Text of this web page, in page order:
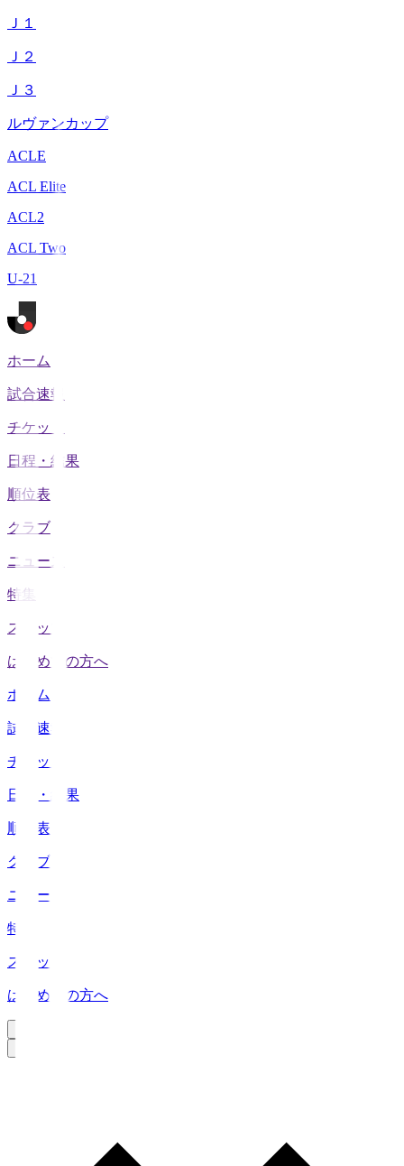
Ｊ１
Ｊ２
Ｊ３
ルヴァンカップ
ACLE
ACL Elite
ACL2
ACL Two
U-21
ホーム
試合速報
チケット
日程・結果
順位表
クラブ
ニュース
特集
スタッツ
はじめての方へ
ホーム
試合速報
チケット
日程・結果
順位表
クラブ
ニュース
特集
スタッツ
はじめての方へ